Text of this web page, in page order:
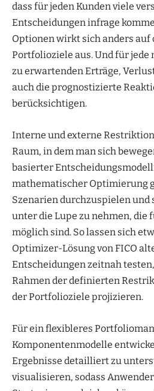
dass für jeden Kunden viele
Entscheidungen infrage
Optionen wirkt sich anders auf
Portfolioziele aus. Und für jede
zu erwartenden Erträge,
auch die prognostizierte
berücksichtigen.
Interne und externe
Raum, in dem man sich
basierter
mathematischer Optimierung
Szenarien durchzuspielen
unter die Lupe zu nehmen, die
möglich sind. So lassen sich
Optimizer-Lösung von FICO
Entscheidungen zeitnah
Rahmen der definierten
der Portfolioziele projizieren.
Für ein flexibleres
Komponentenmodelle
Ergebnisse detailliert zu
visualisieren, sodass